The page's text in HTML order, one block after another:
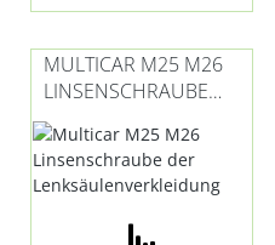
MULTICAR M25 M26
LINSENSCHRAUBE
DER
LENKSÄULENVERKLEI
DUNG